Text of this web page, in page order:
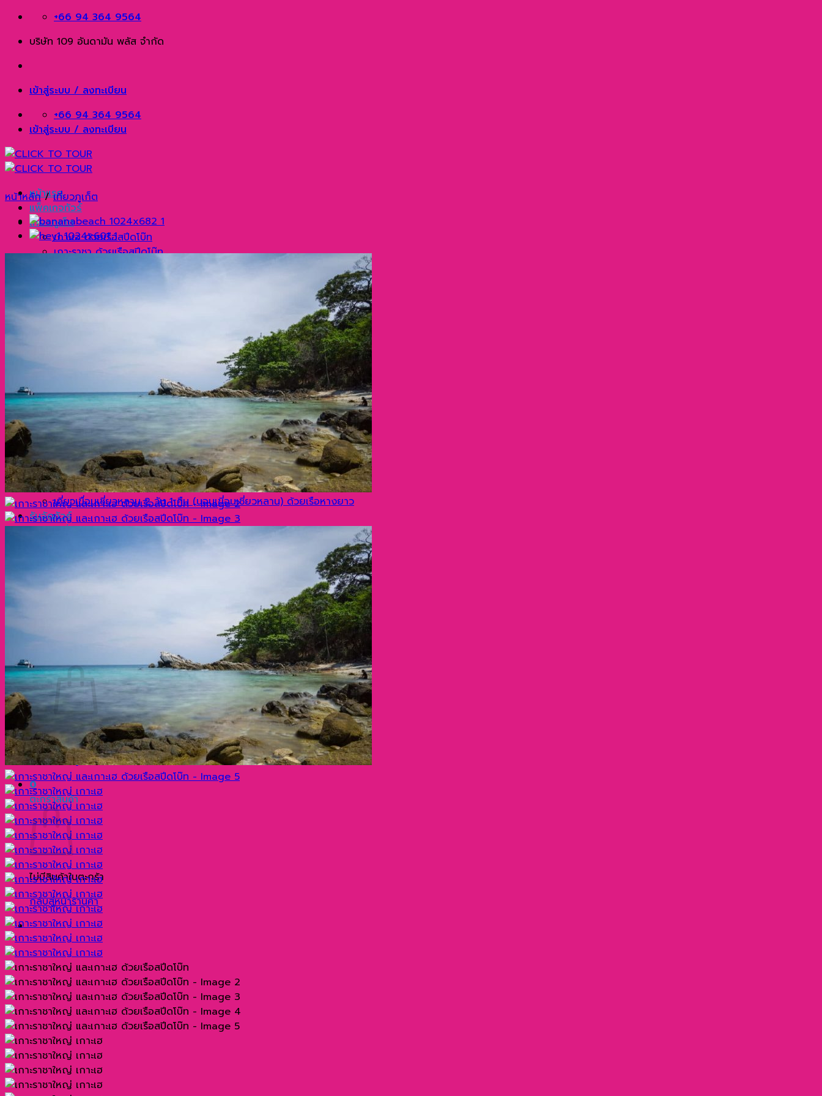
Skip
content
+66 94 364 9564
บริษัท 109 อันดามัน พลัส จำกัด
เข้าสู่ระบบ / ลงทะเบียน
+66 94 364 9564
เข้าสู่ระบบ / ลงทะเบียน
หน้าแรก
แพ็คเกจทัวร์
เที่ยวภูเก็ต
เกาะเฮ ด้วยเรือสปีดโบ๊ท
เกาะราชา ด้วยเรือสปีดโบ๊ท
กาฮังบีช แหลมพรหมเทพ แหลมกระทิง ด้วยเรือยอร์ชคาตามารัน
บานาน่าบีช ชมพระอาทิตย์ตกที่แหลมพรหมเทพ
เที่ยวพังงา
เขาตะปู James Bond Island ด้วยเรือสปีดโบ๊ท
เกาะรอก ด้วยเรือสปีดโบ๊ท
ทัวร์เกาะพีพี อ่าวมาหยา เกาะไม้ไผ่ (แบมบู) และเกาะไข่ โดยเรือสปีดโบ๊ท
วันเดียวเที่ยว 3 เกาะ เกาะพีพีดอน เกาะพีพีเล และเกาะไข่ ด้วยเรือสปีดโบ๊ท
วันเดียวเที่ยว 4 เกาะ พีพีดอน พีพีเล ไข่ และไม้ท่อน ด้วยเรือสปีดโบ๊ท
เที่ยวสุราษฎร์ธานี
เขื่อนเชี่ยวหลาน ด้วยเรือหางยาว
เขาสก ด้วยเรือหางยาว
เขื่อนเชี่ยวหลาน 2 วัน 1 คืน (นอนเขาสก) ด้วยเรือหางยาว
เที่ยวเขื่อนเชี่ยวหลาน 2 วัน 1 คืน (นอนเขี่อนเชี่ยวหลาน) ด้วยเรือหางยาว
รับจัดทัวร์
แกลเลอรี่
ประวัติความเป็นมาที่น่าสนใจของเกาะพีพี กระบี่ ประเทศไทย
ทำไมภูเก็ต จึงมีชื่อเสียงโด่งดังไปทั่วโลก?
0
ไม่มีสินค้าในตะกร้า
กลับสู่หน้าร้านค้า
0
ตะกร้าสินค้า
ไม่มีสินค้าในตะกร้า
กลับสู่หน้าร้านค้า
หน้าหลัก / เที่ยวภูเก็ต